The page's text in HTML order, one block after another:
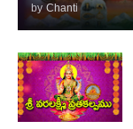
by Chanti